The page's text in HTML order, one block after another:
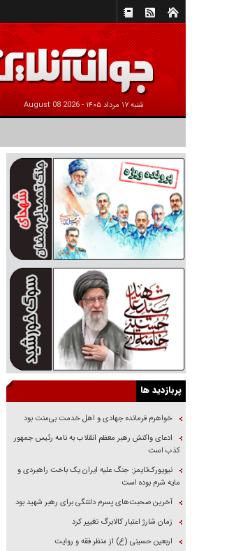
شنبه ۱۷ مرداد ۱۴۰۵ - 2026 August 08
پربازدید ها
خواهرم فرمانده جهادی و اهل خدمت بی‌منت بود
ادعای واکنش رهبر معظم انقلاب به نامه رئیس جمهور
کذب است
نیویورک‌تایمز: جنگ علیه ایران یک باخت راهبردی و
مایه شرم بوده است
آخرین صحبت‌های پسرم دلتنگی برای رهبر شهید بود
زمان شارژ اعتبار کالابرگ تغییر کرد
اربعین حسینی (ع) از منظر فقه و روایت